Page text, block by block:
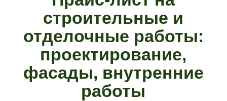
строительные и
отделочные работы:
проектирование,
фасады, внутренние
работы